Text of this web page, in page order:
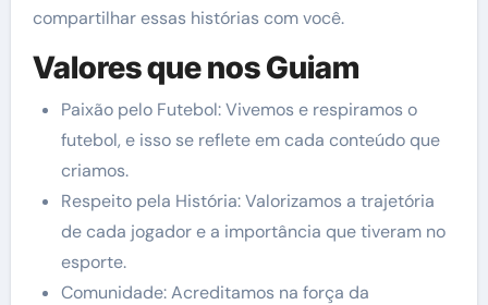
compartilhar essas histórias com você.
Valores que nos Guiam
Paixão pelo Futebol: Vivemos e respiramos o
futebol, e isso se reflete em cada conteúdo que
criamos.
Respeito pela História: Valorizamos a trajetória
de cada jogador e a importância que tiveram no
esporte.
Comunidade: Acreditamos na força da